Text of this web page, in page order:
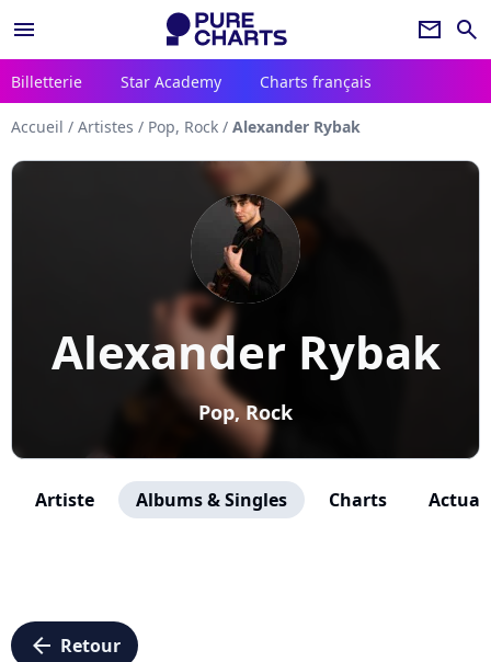
menu newsletter search
Billetterie Star Academy Charts français
Accueil / Artistes / Pop, Rock / Alexander Rybak
Alexander Rybak
Pop, Rock
Artiste Albums & Singles Charts
arrow_left Retour